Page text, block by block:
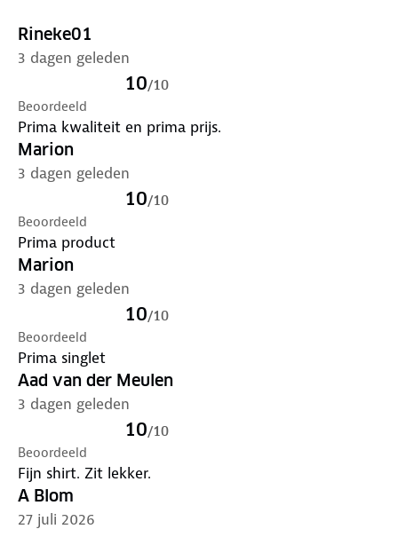
Rineke01
3 dagen geleden
10/10
Beoordeeld
Prima kwaliteit en prima prijs.
Marion
3 dagen geleden
10/10
Beoordeeld
Prima product
Marion
3 dagen geleden
10/10
Beoordeeld
Prima singlet
Aad van der Meulen
3 dagen geleden
10/10
Beoordeeld
Fijn shirt. Zit lekker.
A Blom
27 juli 2026